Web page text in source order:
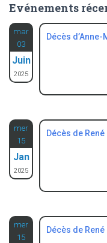
:
g
o
i
e
s
Evénements
mar
03
Juin
2025
Décès d’Anne-
mer
15
Jan
2025
Décès de
mer
15
Décès de René